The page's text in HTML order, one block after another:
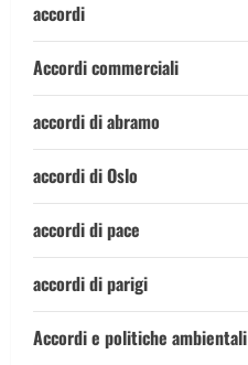
accordi
Accordi commerciali
accordi di abramo
accordi di Oslo
accordi di pace
accordi di parigi
Accordi e politiche ambientali